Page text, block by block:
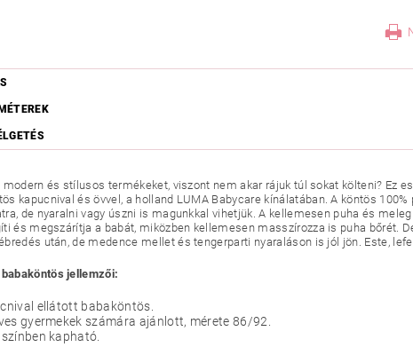
modern és stílusos termékeket, viszont nem akar rájuk túl sokat költeni? Ez
kapucnival és övvel, a holland LUMA Babycare kínálatában. A köntös 100%
de nyaralni vagy úszni is magunkkal vihetjük. A kellemesen puha és
és megszárítja a babát, miközben kellemesen masszírozza is puha bőrét.
után, de medence mellet és tengerparti nyaraláson is jól jön. Este,
jellemzői:
ellátott babaköntös.
gyermekek számára ajánlott, mérete 86/92.
kapható.